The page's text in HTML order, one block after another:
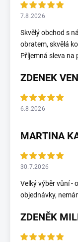
7.8.2026
Skvělý obchod s
obratem, skvělá
Příjemná sleva na
ZDENEK
6.8.2026
MARTINA
30.7.2026
Velký výběr vůní -
objednávky,
ZDENĚK